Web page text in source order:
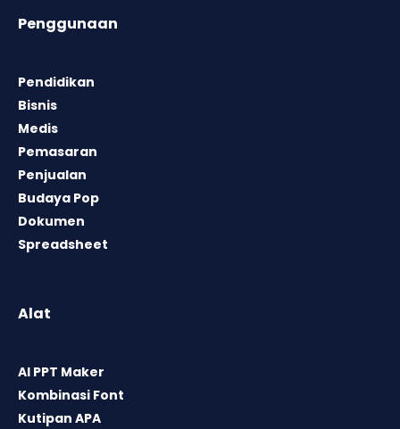
Penggunaan
Pendidikan
Bisnis
Medis
Pemasaran
Penjualan
Budaya Pop
Dokumen
Spreadsheet
Alat
AI PPT Maker
Kombinasi Font
Kutipan APA